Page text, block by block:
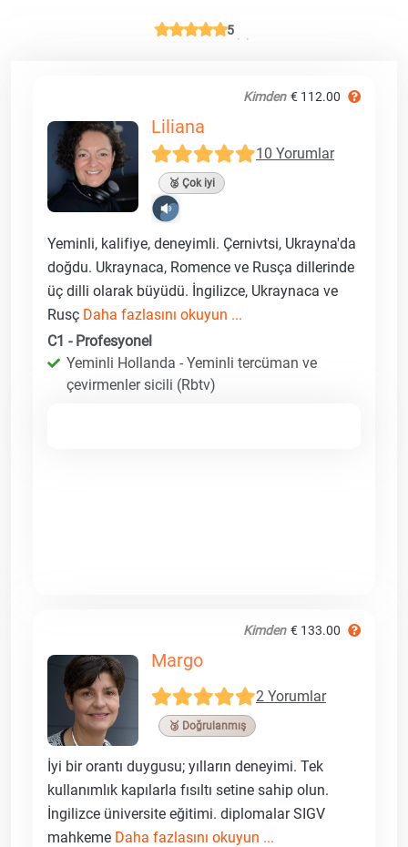
5
Kimden € 112.00
Liliana
10 Yorumlar
🥈 Çok iyi
Yeminli, kalifiye, deneyimli. Çernivtsi, Ukrayna'da
doğdu. Ukraynaca, Romence ve Rusça dillerinde
üç dilli olarak büyüdü. İngilizce, Ukraynaca ve
Rusç Daha fazlasını okuyun ...
C1 - Profesyonel
Yeminli Hollanda - Yeminli tercüman ve
çevirmenler sicili (Rbtv)
Kimden € 133.00
Margo
2 Yorumlar
🥉 Doğrulanmış
İyi bir orantı duygusu; yılların deneyimi. Tek
kullanımlık kapılarla fısıltı setine sahip olun.
İngilizce üniversite eğitimi. diplomalar SIGV
mahkeme Daha fazlasını okuyun ...